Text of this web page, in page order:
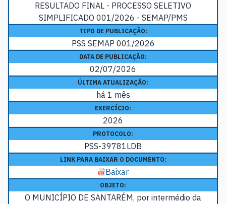
RESULTADO FINAL - PROCESSO SELETIVO
SIMPLIFICADO 001/2026 - SEMAP/PMS
TIPO DE PUBLICAÇÃO:
PSS SEMAP 001/2026
DATA DE PUBLICAÇÃO:
02/07/2026
ÚLTIMA ATUALIZAÇÃO:
há 1 mês
EXERCÍCIO:
2026
PROTOCOLO:
PSS-39781LDB
LINK PARA BAIXAR O DOCUMENTO:
Baixar
OBJETO:
O MUNICÍPIO DE SANTARÉM, por intermédio da